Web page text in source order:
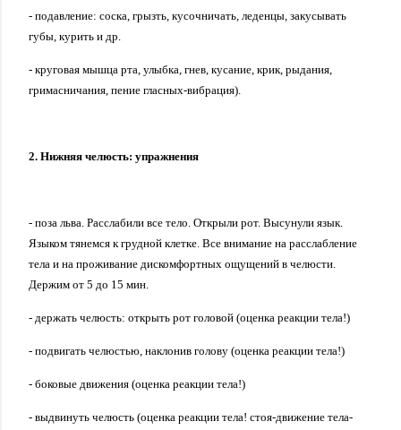
- подавление: соска, грызть, кусочничать, леденцы, закусывать
губы, курить и др.
- круговая мышца рта, улыбка, гнев, кусание, крик, рыдания,
гримасничания, пение гласных-вибрация).
2. Нижняя челюсть: упражнения
- поза льва. Расслабили все тело. Открыли рот. Высунули язык.
Языком тянемся к грудной клетке. Все внимание на расслабление
тела и на проживание дискомфортных ощущений в челюсти.
Держим от 5 до 15 мин.
- держать челюсть: открыть рот головой (оценка реакции тела!)
- подвигать челюстью, наклонив голову (оценка реакции тела!)
- боковые движения (оценка реакции тела!)
- выдвинуть челюсть (оценка реакции тела! стоя-движение тела-